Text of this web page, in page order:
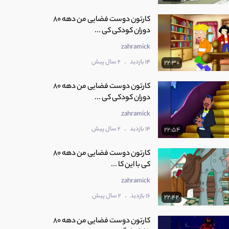
22:30
کارتون دوست فضایی من دهه 80
دوران کودکی کی ...
zahramick
14 بازدید . 2 سال پیش
22:54
کارتون دوست فضایی من دهه 80
دوران کودکی کی ...
zahramick
14 بازدید . 2 سال پیش
22:42
کارتون دوست فضایی من دهه 80
کی با این کا ...
zahramick
16 بازدید . 2 سال پیش
کارتون دوست فضایی من دهه 80